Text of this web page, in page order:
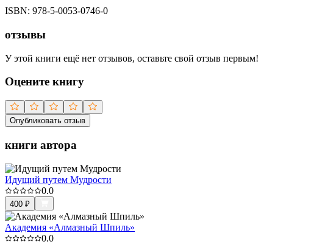
ISBN: 978-5-0053-0746-0
отзывы
У этой книги ещё нет отзывов, оставьте свой отзыв первым!
Оцените книгу
Опубликовать отзыв
книги автора
Идущий путем Мудрости
0.0
400 ₽
Академия «Алмазный Шпиль»
0.0